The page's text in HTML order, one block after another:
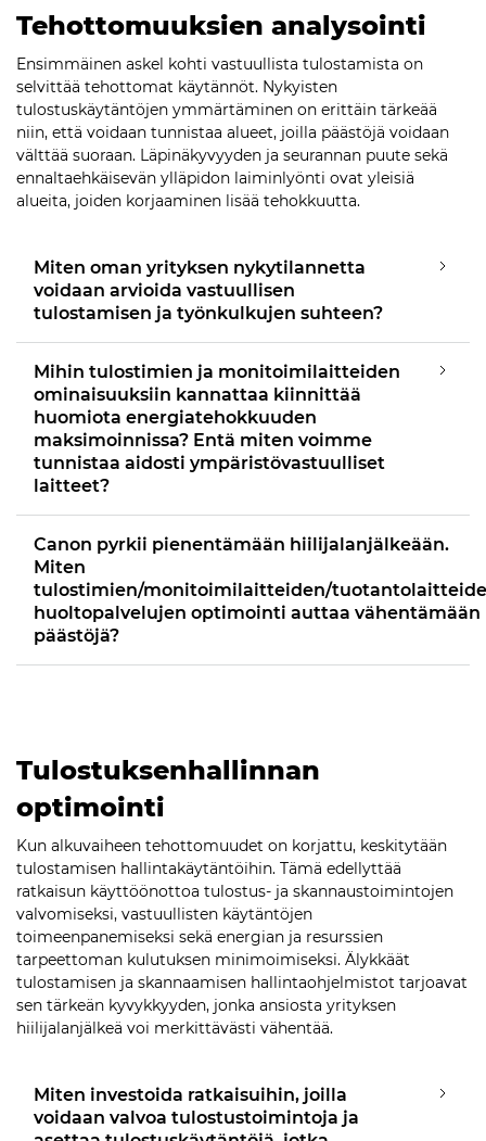
Tehottomuuksien analysointi
Ensimmäinen askel kohti vastuullista tulostamista on
selvittää tehottomat käytännöt. Nykyisten
tulostuskäytäntöjen ymmärtäminen on erittäin tärkeää
niin, että voidaan tunnistaa alueet, joilla päästöjä voidaan
välttää suoraan. Läpinäkyvyyden ja seurannan puute sekä
ennaltaehkäisevän ylläpidon laiminlyönti ovat yleisiä
alueita, joiden korjaaminen lisää tehokkuutta.
Miten oman yrityksen nykytilannetta
voidaan arvioida vastuullisen
tulostamisen ja työnkulkujen suhteen?
Mihin tulostimien ja monitoimilaitteiden
ominaisuuksiin kannattaa kiinnittää
huomiota energiatehokkuuden
maksimoinnissa? Entä miten voimme
tunnistaa aidosti ympäristövastuulliset
laitteet?
Canon pyrkii pienentämään hiilijalanjälkeään.
Miten
tulostimien/monitoimilaitteiden/
huoltopalvelujen optimointi auttaa vähentämään
päästöjä?
Tulostuksenhallinnan
optimointi
Kun alkuvaiheen tehottomuudet on korjattu, keskitytään
tulostamisen hallintakäytäntöihin. Tämä edellyttää
ratkaisun käyttöönottoa tulostus- ja skannaustoimintojen
valvomiseksi, vastuullisten käytäntöjen
toimeenpanemiseksi sekä energian ja resurssien
tarpeettoman kulutuksen minimoimiseksi. Älykkäät
tulostamisen ja skannaamisen hallintaohjelmistot tarjoavat
sen tärkeän kyvykkyyden, jonka ansiosta yrityksen
hiilijalanjälkeä voi merkittävästi vähentää.
Miten investoida ratkaisuihin, joilla
voidaan valvoa tulostustoimintoja ja